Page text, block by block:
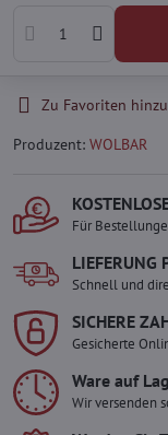
Zu Favoriten
Produzent: WOLBAR
Für
LIEFERUNG
Schnell und
SICHERE
Gesicherte
Ware auf
Wir versenden